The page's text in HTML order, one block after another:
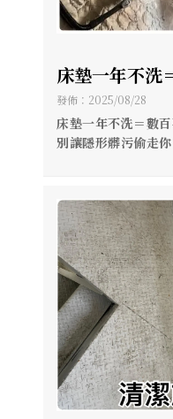
床墊一年不洗
「睡眠升級秘
喔！」高雄居
發佈：2025/08/28
床墊一年不洗＝數
別讓隱形髒污偷走